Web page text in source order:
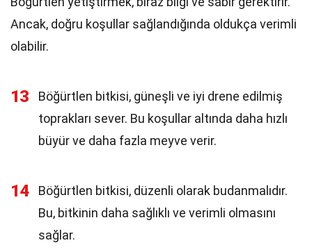
Ancak, doğru koşullar sağlandığında oldukça verimli
olabilir.
13
Böğürtlen bitkisi, güneşli ve iyi drene edilmiş
toprakları sever. Bu koşullar altında daha hızlı
büyür ve daha fazla meyve verir.
14
Böğürtlen bitkisi, düzenli olarak budanmalıdır.
Bu, bitkinin daha sağlıklı ve verimli olmasını
sağlar.